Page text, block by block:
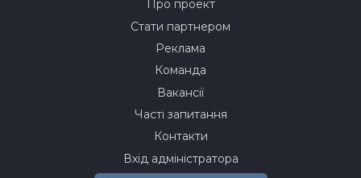
Про проект
Стати партнером
Реклама
Команда
Вакансії
Часті запитання
Контакти
Вхід адміністратора